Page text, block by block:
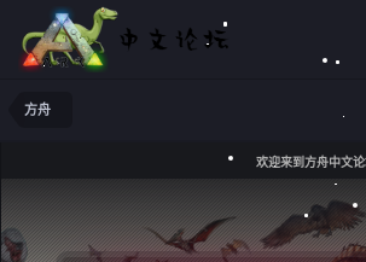
方舟
欢迎来到方舟中文论